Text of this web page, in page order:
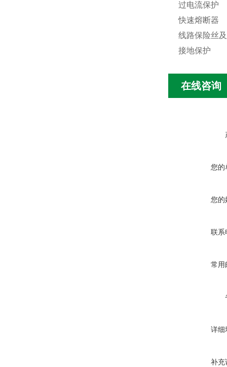
过电流保护
快速熔断器
线路保险丝
接地保护
在线咨询
您的
您的
联系
常用
详细
补充